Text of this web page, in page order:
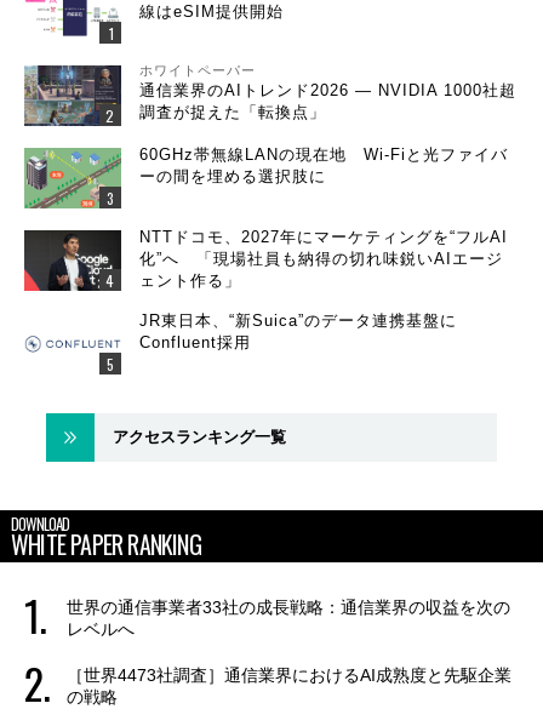
線はeSIM提供開始
ホワイトペーパー
通信業界のAIトレンド2026 ― NVIDIA 1000社超
調査が捉えた「転換点」
60GHz帯無線LANの現在地 Wi-Fiと光ファイバ
ーの間を埋める選択肢に
NTTドコモ、2027年にマーケティングを“フルAI
化”へ 「現場社員も納得の切れ味鋭いAIエージ
ェント作る」
JR東日本、“新Suica”のデータ連携基盤に
Confluent採用
アクセスランキング一覧
DOWNLOAD
WHITE PAPER RANKING
世界の通信事業者33社の成長戦略：通信業界の収益を次の
レベルへ
［世界4473社調査］通信業界におけるAI成熟度と先駆企業
の戦略